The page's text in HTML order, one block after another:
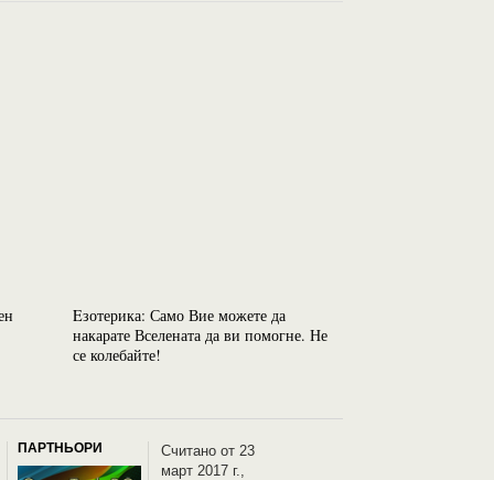
Eзотерика: Само Вие можете да
накарате Вселената да ви помогне. Не
се колебайте!
ПАРТНЬОРИ
Считано от 23
март 2017 г.,